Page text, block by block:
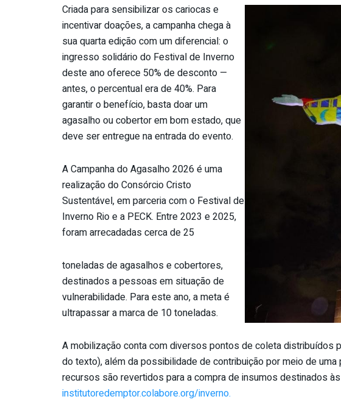
Criada para sensibilizar os cariocas e
incentivar doações, a campanha chega à
sua quarta edição com um diferencial: o
ingresso solidário do Festival de Inverno
deste ano oferece 50% de desconto —
antes, o percentual era de 40%. Para
garantir o benefício, basta doar um
agasalhoou cobertor em bom estado, que
deve ser entregue na entrada do evento.
A Campanha doAgasalho2026 é uma
realização do Consórcio Cristo
Sustentável, em parceria com o Festival de
Inverno Rio e a PECK. Entre 2023 e 2025,
foram arrecadadas cerca de 25
toneladas de agasalhos e cobertores,
destinados a pessoas em situação de
vulnerabilidade. Para este ano, a meta é
ultrapassar a marca de 10 toneladas.
A mobilização conta com diversos pontos de coleta distribuídos
do texto), além da possibilidade de contribuição por meio de
recursos são revertidos para a compra de insumos destinados
institutoredemptor.colabore.org/inverno.